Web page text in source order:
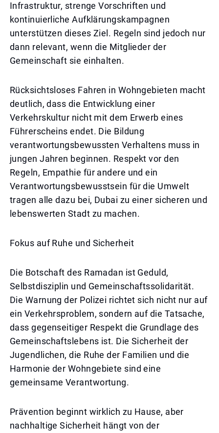
Infrastruktur, strenge Vorschriften und
kontinuierliche Aufklärungskampagnen
unterstützen dieses Ziel. Regeln sind jedoch nur
dann relevant, wenn die Mitglieder der
Gemeinschaft sie einhalten.
Rücksichtsloses Fahren in Wohngebieten macht
deutlich, dass die Entwicklung einer
Verkehrskultur nicht mit dem Erwerb eines
Führerscheins endet. Die Bildung
verantwortungsbewussten Verhaltens muss in
jungen Jahren beginnen. Respekt vor den
Regeln, Empathie für andere und ein
Verantwortungsbewusstsein für die Umwelt
tragen alle dazu bei, Dubai zu einer sicheren und
lebenswerten Stadt zu machen.
Fokus auf Ruhe und Sicherheit
Die Botschaft des Ramadan ist Geduld,
Selbstdisziplin und Gemeinschaftssolidarität.
Die Warnung der Polizei richtet sich nicht nur auf
ein Verkehrsproblem, sondern auf die Tatsache,
dass gegenseitiger Respekt die Grundlage des
Gemeinschaftslebens ist. Die Sicherheit der
Jugendlichen, die Ruhe der Familien und die
Harmonie der Wohngebiete sind eine
gemeinsame Verantwortung.
Prävention beginnt wirklich zu Hause, aber
nachhaltige Sicherheit hängt von der